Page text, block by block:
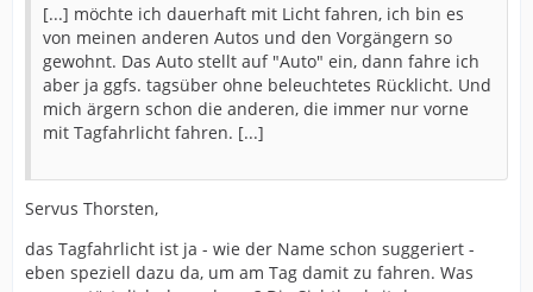
[...] möchte ich dauerhaft mit Licht fahren, ich bin es
von meinen anderen Autos und den Vorgängern so
gewohnt. Das Auto stellt auf "Auto" ein, dann fahre ich
aber ja ggfs. tagsüber ohne beleuchtetes Rücklicht. Und
mich ärgern schon die anderen, die immer nur vorne
mit Tagfahrlicht fahren. [...]
Servus Thorsten,
das Tagfahrlicht ist ja - wie der Name schon suggeriert -
eben speziell dazu da, um am Tag damit zu fahren. Was